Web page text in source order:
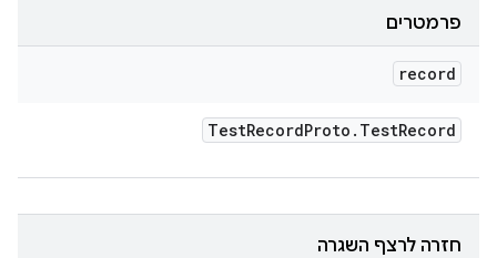
פרמטרים
record
TestRecordProto . TestRecord
חזרה לרצף השגרה